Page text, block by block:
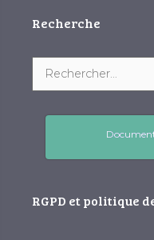
Recherche
RGPD et politique